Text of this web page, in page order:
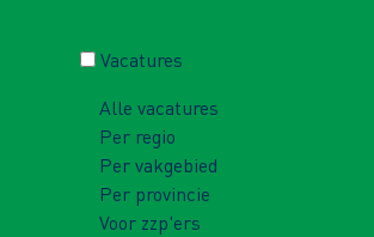
Vacatures
Alle vacatures
Per regio
Per vakgebied
Per provincie
Voor zzp'ers